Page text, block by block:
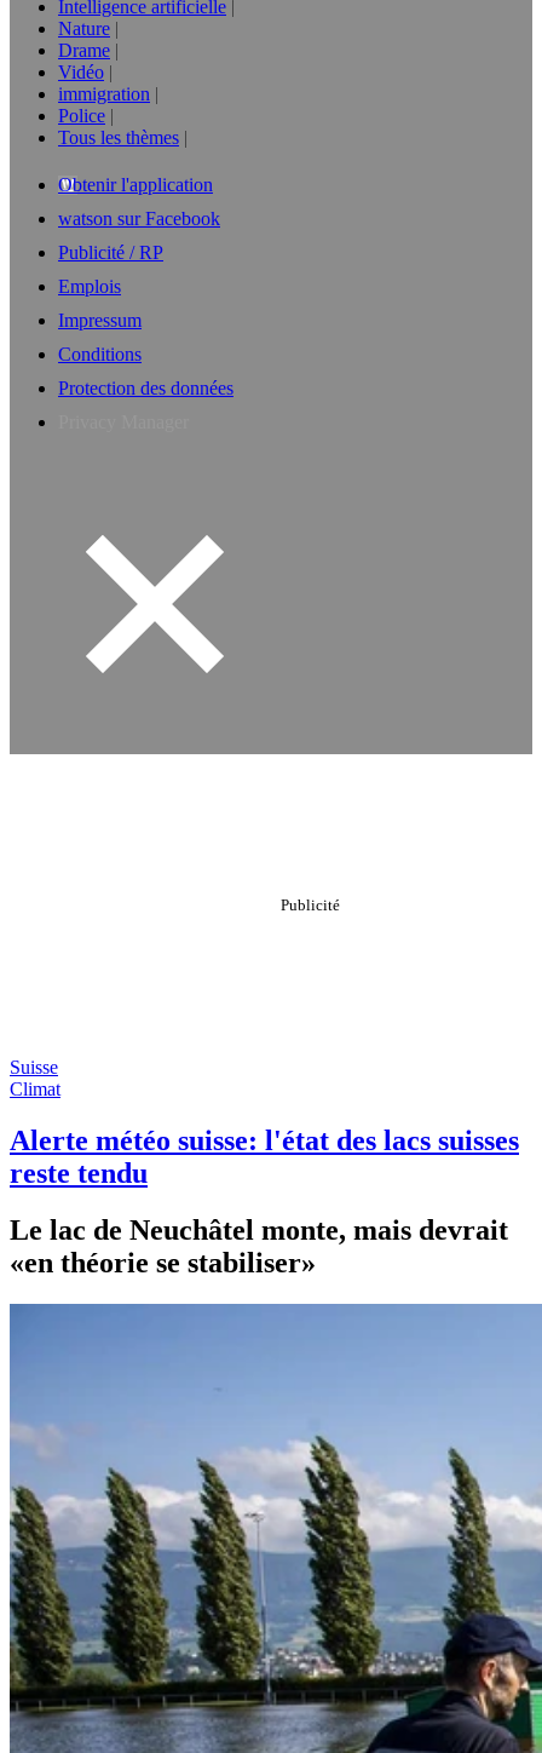
Intelligence artificielle
Nature
Drame
Vidéo
immigration
Police
Tous les thèmes
Obtenir l'application
watson sur Facebook
Publicité / RP
Emplois
Impressum
Conditions
Protection des données
Suisse
Climat
Alerte météo suisse: l'état des lacs suisses
reste tendu
Le lac de Neuchâtel monte, mais devrait
«en théorie se stabiliser»